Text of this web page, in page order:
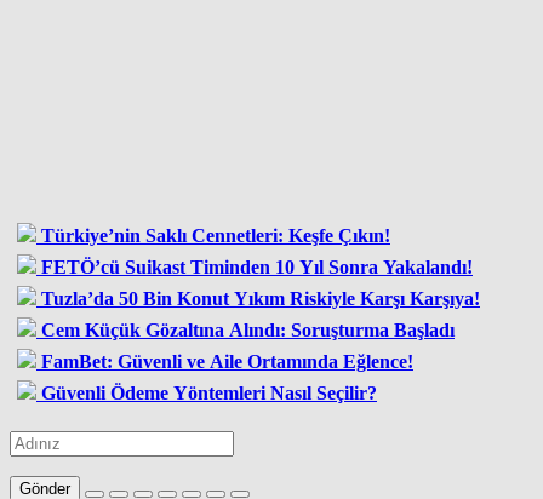
Türkiye’nin Saklı Cennetleri: Keşfe Çıkın!
FETÖ’cü Suikast Timinden 10 Yıl Sonra Yakalandı!
Tuzla’da 50 Bin Konut Yıkım Riskiyle Karşı Karşıya!
Cem Küçük Gözaltına Alındı: Soruşturma Başladı
FamBet: Güvenli ve Aile Ortamında Eğlence!
Güvenli Ödeme Yöntemleri Nasıl Seçilir?
Gönder